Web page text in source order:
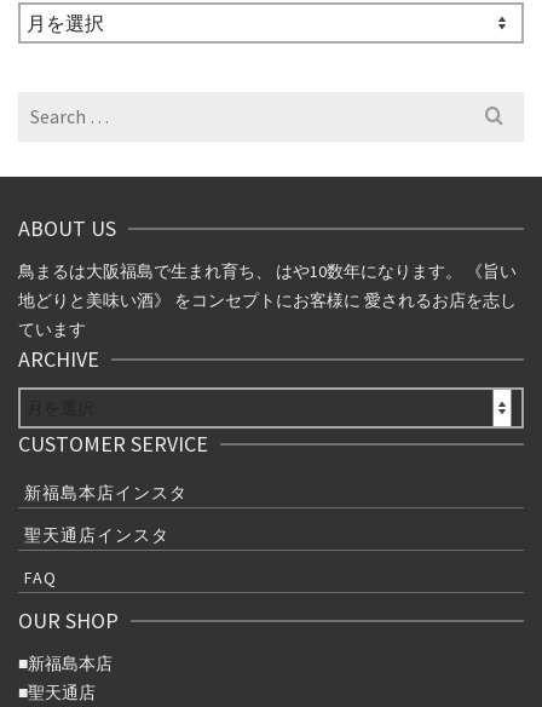
ア
ー
Search
ABOUT US
鳥まるは大阪福島で生まれ育ち、 はや10数年になります。 《旨い
地どりと美味い酒》 をコンセプトにお客様に 愛されるお店を志し
ています
ARCHIVE
CUSTOMER SERVICE
新福島本店インスタ
聖天通店インスタ
FAQ
OUR SHOP
■新福島本店
■聖天通店